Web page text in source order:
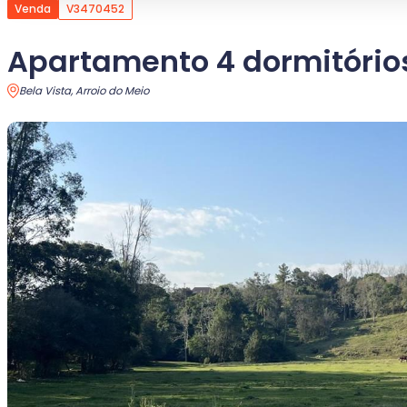
Venda V3470452
Apartamento 4
Bela Vista, Arroio do Meio